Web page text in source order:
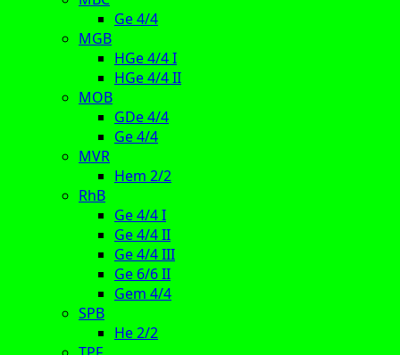
Ge 4/4
MGB
HGe 4/4 I
HGe 4/4 II
MOB
GDe 4/4
Ge 4/4
MVR
Hem 2/2
RhB
Ge 4/4 I
Ge 4/4 II
Ge 4/4 III
Ge 6/6 II
Gem 4/4
SPB
He 2/2